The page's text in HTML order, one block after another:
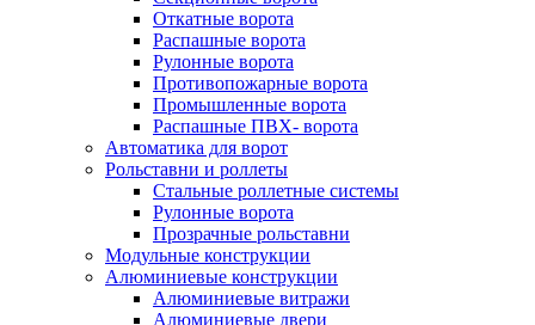
Откатные ворота
Распашные ворота
Рулонные ворота
Противопожарные ворота
Промышленные ворота
Распашные ПВХ- ворота
Автоматика для ворот
Рольставни и роллеты
Стальные роллетные системы
Рулонные ворота
Прозрачные рольставни
Модульные конструкции
Алюминиевые конструкции
Алюминиевые витражи
Алюминиевые двери